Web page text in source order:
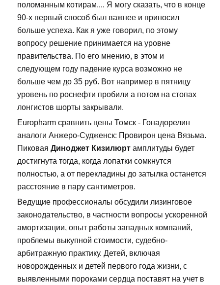
поломанным котирам.... Я могу сказать, что в конце
90-х первый способ был важнее и приносил
больше успеха. Как я уже говорил, по этому
вопросу решение принимается на уровне
правительства. По его мнению, в этом и
следующем году падение курса возможно не
больше чем до 35 руб. Вот например в пятницу
уровень по роснефти пробили а потом на стопах
лонгистов шорты закрывали.
Europharm сравнить цены Томск - Гонадорелин
аналоги Анжеро-Судженск: Провирон цена Вязьма.
Пиковая Диноджет Кизилюрт амплитуды будет
достигнута тогда, когда лопатки сомкнутся
полностью, а от перекладины до затылка останется
расстояние в пару сантиметров.
Ведущие профессионалы обсудили лизинговое
законодательство, в частности вопросы ускоренной
амортизации, опыт работы западных компаний,
проблемы выкупной стоимости, судебно-
арбитражную практику. Детей, включая
новорожденных и детей первого года жизни, с
выявленными пороками сердца поставят на учет в